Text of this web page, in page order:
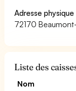
Adresse physique
72170
Liste des
Nom